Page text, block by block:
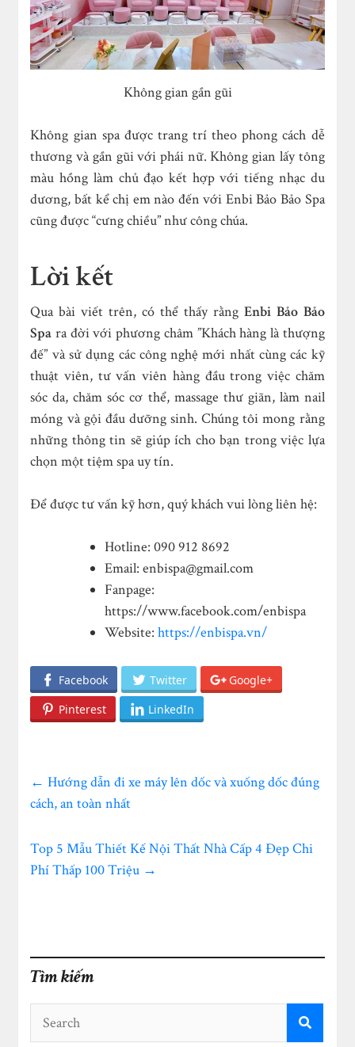
Không gian gần gũi
Không gian spa được trang trí theo phong cách dễ
thương và gần gũi với phái nữ. Không gian lấy tông
màu hồng làm chủ đạo kết hợp với tiếng nhạc du
dương, bất kể chị em nào đến với Enbi Bảo Bảo Spa
cũng được “cưng chiều” như công chúa.
Lời kết
Qua bài viết trên, có thể thấy rằng Enbi Bảo Bảo
Spara đời với phương châm ”Khách hàng là thượng
đế” vàsử dụng các công nghệ mới nhất cùng các kỹ
thuật viên, tư vấn viên hàng đầu trong việc chăm
sóc da, chăm sóc cơ thể, massage thư giãn, làm nail
móng và gội đầu dưỡng sinh. Chúng tôi mong rằng
những thông tin sẽ giúp ích cho bạn trong việc lựa
chọn một tiệm spa uy tín.
Để được tư vấn kỹ hơn, quý khách vui lòng liên hệ:
Hotline: 090 912 8692
Email:enbispa@gmail.com
Fanpage:
https://www.facebook.com/enbispa
Website:https://enbispa.vn/
Facebook Twitter
Google+
Pinterest
LinkedIn
← Hướng dẫn đi xe máy lên dốc và xuống dốc đúng
cách, an toàn nhất
Top 5 Mẫu Thiết Kế Nội Thất Nhà Cấp 4 Đẹp Chi
Phí Thấp 100 Triệu →
Tìm kiếm